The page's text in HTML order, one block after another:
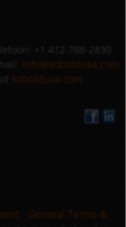
info@koboldusa.com
koboldusa.com
General Terms &